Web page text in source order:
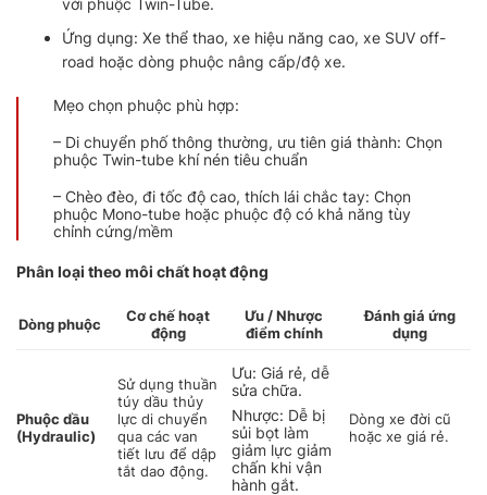
với phuộc Twin-Tube.
Ứng dụng: Xe thể thao, xe hiệu năng cao, xe SUV off-
road hoặc dòng phuộc nâng cấp/độ xe.
Mẹo chọn phuộc phù hợp:
– Di chuyển phố thông thường, ưu tiên giá thành: Chọn
phuộc Twin-tube khí nén tiêu chuẩn
– Chèo đèo, đi tốc độ cao, thích lái chắc tay: Chọn
phuộc Mono-tube hoặc phuộc độ có khả năng tùy
chỉnh cứng/mềm
Phân loại theo môi chất hoạt động
Dòng phuộc
Cơ chế hoạt
động
Ưu / Nhược
điểm chính
Đánh giá ứng
dụng
Phuộc dầu
(Hydraulic)
Sử dụng thuần
túy dầu thủy
lực di chuyển
qua các van
tiết lưu để dập
tắt dao động.
Ưu: Giá rẻ, dễ
sửa chữa.
Nhược: Dễ bị
sủi bọt làm
giảm lực giảm
chấn khi vận
hành gắt.
Dòng xe đời cũ
hoặc xe giá rẻ.